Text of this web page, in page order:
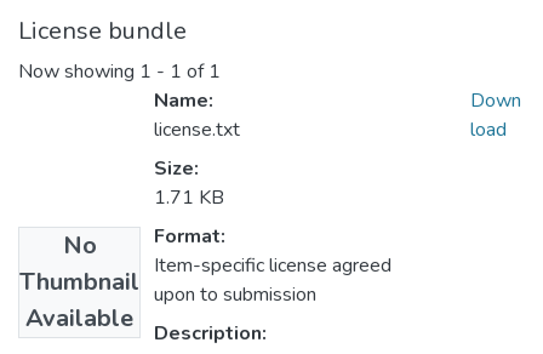
License bundle
Now showing 1 - 1 of 1
No
Thumbnail
Available
Name:
license.txt
Size:
1.71 KB
Format:
Item-specific license agreed
upon to submission
Description:
Down
load